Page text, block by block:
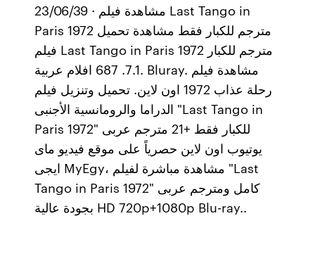
23/06/39 · مشاهدة فيلم Last Tango in
Paris 1972 مترجم للكبار فقط مشاهدة تحميل
فيلم Last Tango in Paris 1972 مترجم للكبار
7.1. 687 افلام عربية. Bluray. مشاهدة فيلم
رحلة عذاب 1972 اون لاين. تحميل وتنزيل فيلم
الدراما والرومانسية الأجنبى "Last Tango in
Paris 1972" للكبار فقط +21 مترجم عربى
يوتيوب اون لاين حصرياً على موقع فيديو ماى
ايجى MyEgy، مشاهدة مباشرة لفيلم "Last
Tango in Paris 1972" كامل ومترجم عربى
بجودة عالية HD 720p+1080p Blu-ray..